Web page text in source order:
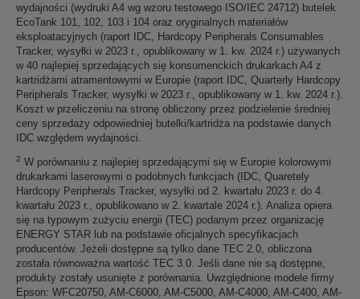
wydajności (wydruki A4 wg wzoru testowego ISO/IEC 24712) butelek
EcoTank 101, 102, 103 i 104 oraz oryginalnych materiałów
eksploatacyjnych (raport IDC, Hardcopy Peripherals Consumables
Tracker, wysyłki w 2023 r., opublikowany w 1. kw. 2024 r.) używanych
w 40 najlepiej sprzedających się konsumenckich drukarkach A4 z
kartridżami atramentowymi w Europie (raport IDC, Quarterly Hardcopy
Peripherals Tracker, wysyłki w 2023 r., opublikowany w 1. kw. 2024 r.).
Koszt w przeliczeniu na stronę obliczony przez podzielenie średniej
ceny sprzedaży odpowiedniej butelki/kartridża na podstawie danych
IDC względem wydajności.
2 W porównaniu z najlepiej sprzedającymi się w Europie kolorowymi
drukarkami laserowymi o podobnych funkcjach (IDC, Quaretely
Hardcopy Peripherals Tracker, wysyłki od 2. kwartału 2023 r. do 4.
kwartału 2023 r., opublikowano w 2. kwartale 2024 r.). Analiza opiera
się na typowym zużyciu energii (TEC) podanym przez organizację
ENERGY STAR lub na podstawie oficjalnych specyfikacjach
producentów. Jeżeli dostępne są tylko dane TEC 2.0, obliczona
została równoważna wartość TEC 3.0. Jeśli dane nie są dostępne,
produkty zostały usunięte z porównania. Uwzględnione modele firmy
Epson: WFC20750, AM-C6000, AM-C5000, AM-C4000, AM-C400, AM-